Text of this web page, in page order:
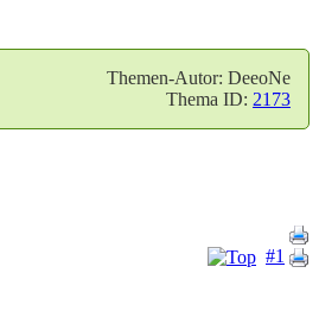
Themen-Autor: DeeoNe
Thema ID: 2173
#1